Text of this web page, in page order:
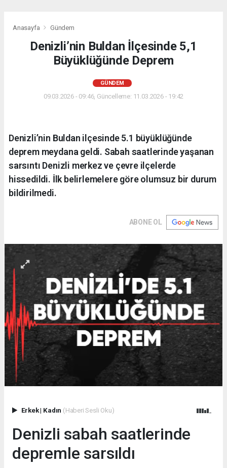
Anasayfa Gündem
Denizli’nin Buldan İlçesinde 5,1
Büyüklüğünde Deprem
GÜNDEM
09.03.2026 - 09:46, Güncelleme: 11.03.2026 - 19:42
Denizli’nin Buldan ilçesinde 5.1 büyüklüğünde
deprem meydana geldi. Sabah saatlerinde yaşanan
sarsıntı Denizli merkez ve çevre ilçelerde
hissedildi. İlk belirlemelere göre olumsuz bir durum
bildirilmedi.
ABONE OL
Erkek| Kadın (Haberi Sesli Oku)
Denizli sabah saatlerinde
depremle sarsıldı